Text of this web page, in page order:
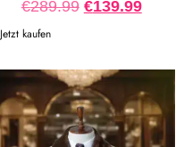
€289.99 €139.99
Jetzt kaufen